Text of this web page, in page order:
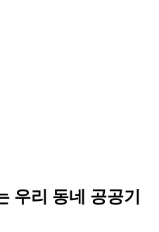
우리 동네 공공기